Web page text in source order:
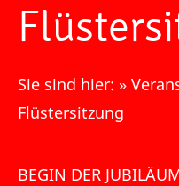
Sie sind hier: »
Flüstersitzung
BEGIN DER